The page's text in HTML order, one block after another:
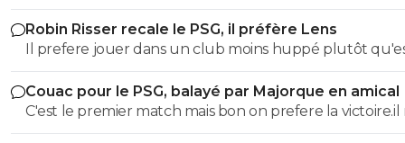
Robin Risser recale le PSG, il préfère Lens
Il prefere jouer dans un club moins huppé plutôt
de réussir dans un top club.C'est un choix
Couac pour le PSG, balayé par Majorque en amical
C'est le premier match mais bon on prefere la victoire.il
faut pas en faire tout un plat non plus vu le nombre